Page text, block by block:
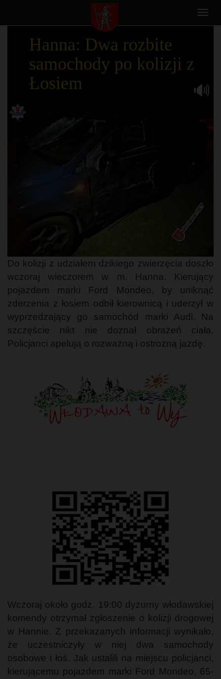
Hanna: Dwa rozbite
samochody po kolizji z
Łosiem
Do kolizji z udziałem dzikiego zwierzęcia doszło
wczoraj wieczorem w m. Hanna. Kierujący
pojazdem marki Ford Mondeo, by uniknąć
zderzenia z łosiem odbił kierownicą i uderzył w
wyprzedzający go samochód marki Audi. Na
szczęście nikt nie doznał obrażeń ciała.
Policjanci apelują o rozważną i ostrożną jazdę.
Wczoraj około godz. 19:00 dyżurny włodawskiej
komendy otrzymał zgłoszenie o kolizji drogowej
w Hannie. Z przekazanych informacji wynikało,
że uczestniczyły w niej dwa samochody
osobowe i łoś. Jak ustalili na miejscu policjanci,
kierującemu pojazdem marki Ford Mondeo, 65-